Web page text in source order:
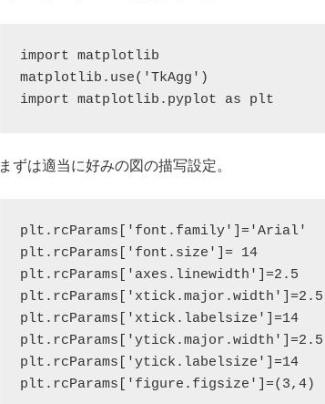
import matplotlib
matplotlib.use('TkAgg')
import matplotlib.pyplot as plt
まずは適当に好みの図の描写設定。
plt.rcParams['font.family']='Arial'
plt.rcParams['font.size']= 14
plt.rcParams['axes.linewidth']=2.5
plt.rcParams['xtick.major.width']=2.5
plt.rcParams['xtick.labelsize']=14
plt.rcParams['ytick.major.width']=2.5
plt.rcParams['ytick.labelsize']=14
plt.rcParams['figure.figsize']=(3,4)